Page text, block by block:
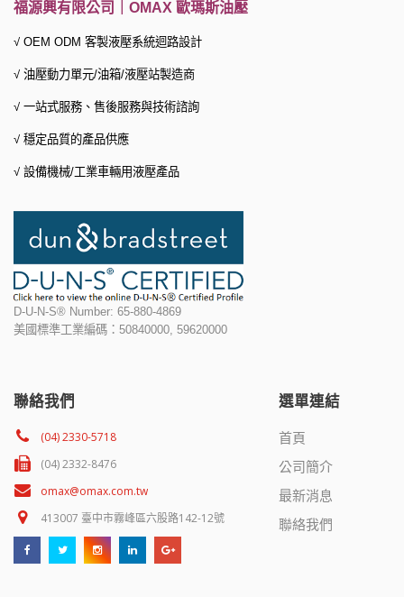
福源興有限公司｜OMAX 歐瑪斯油壓
√ OEM ODM 客製液壓系統迴路設計
√ 油壓動力單元/油箱/液壓站製造商
√ 一站式服務、 售後服務與技術諮詢
√ 穩定品質的產品供應
√ 設備機械/工業車輛用液壓產品
D-U-N-S® Number: 65-880-4869
美國標準工業編碼：50840000, 59620000
聯絡我們
(04) 2330-5718
(04) 2332-8476
omax@omax.com.tw
413007 臺中市霧峰區六股路142-12號
選單連結
首頁
公司簡介
最新消息
聯絡我們